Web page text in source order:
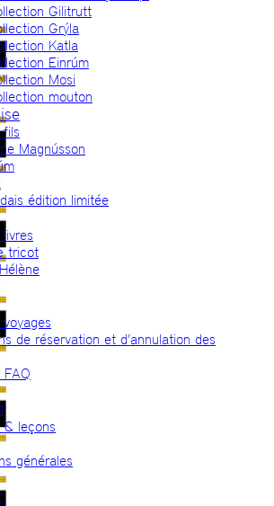
Gilitrutt
Grýla
Katla
Einrúm
Mosi
mouton
fils
Magnússon
édition limitée
tricot
de réservation et d’annulation des
FAQ
& leçons
générales